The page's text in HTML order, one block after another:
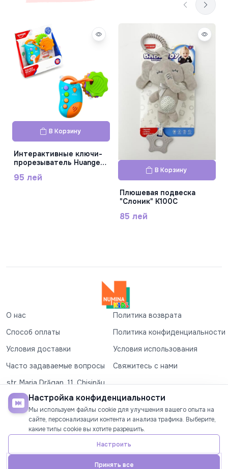
В Корзину
Интерактивные ключи-
прорезыватель Huanger
95 лей
В Корзину
Плюшевая подвеска
"Слоник" K100C
85 лей
О нас
Политика возврата
Способ оплаты
Политика конфиденциальности
Условия доставки
Условия использования
Часто задаваемые вопросы
Свяжитесь с нами
str. Maria Drăgan, 11, Chișinău
+37360327279
©2026Numina Kids. Все права защищены
СОЦИАЛЬНЫЕ СЕТИ
Настройка конфиденциальности
Мы используем файлы cookie для улучшения вашего опыта на
сайте, персонализации контента и анализа трафика. Выберите,
какие типы cookie вы хотите разрешить.
Настроить
Принять все